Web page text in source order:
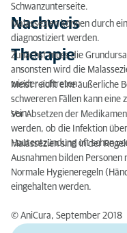
Schwanzunterseite.
Nachweis
Malassezien können durch
diagnostiziert werden.
Therapie
Zunächst muss die
ansonsten wird die
wieder auftreten.
Meist reicht eine äußerliche
schwereren Fällen kann
sein.
Vor Absetzen der
werden, ob die Infektion
Hautentzündung oft schon
Malassezien sind in der
Ausnahmen bilden
Normale Hygieneregeln
eingehalten werden.
© AniCura, September 2018